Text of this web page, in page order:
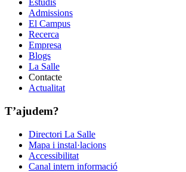
Estudis
Admissions
El Campus
Recerca
Empresa
Blogs
La Salle
Contacte
Actualitat
T’ajudem?
Directori La Salle
Mapa i instal·lacions
Accessibilitat
Canal intern informació